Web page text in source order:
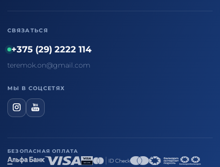
СВЯЗАТЬСЯ
+375 (29) 2222 114
teremok.on@gmail.com
МЫ В СОЦСЕТЯХ
БЕЗОПАСНАЯ ОПЛАТА